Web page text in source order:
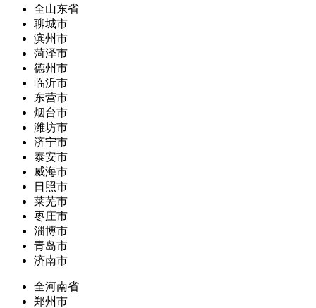
全山东省
聊城市
滨州市
菏泽市
德州市
临沂市
东营市
烟台市
潍坊市
济宁市
泰安市
威海市
日照市
莱芜市
枣庄市
淄博市
青岛市
济南市
全河南省
郑州市